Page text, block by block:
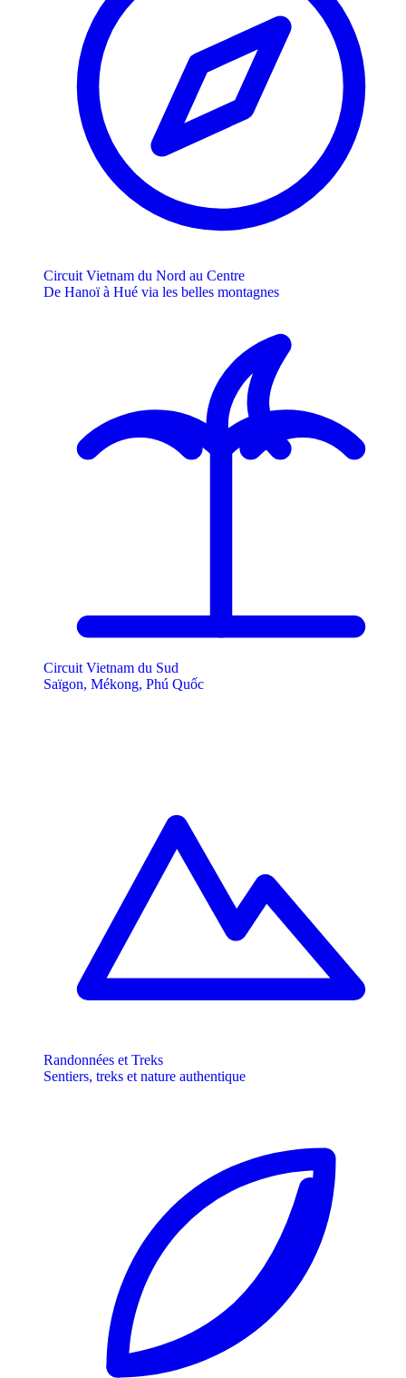
Circuit Vietnam du Nord au Centre
De Hanoï à Hué via les belles montagnes
Circuit Vietnam du Sud
Saïgon, Mékong, Phú Quốc
Randonnées et Treks
Sentiers, treks et nature authentique